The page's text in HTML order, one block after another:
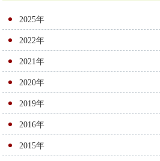
2025年
2022年
2021年
2020年
2019年
2016年
2015年